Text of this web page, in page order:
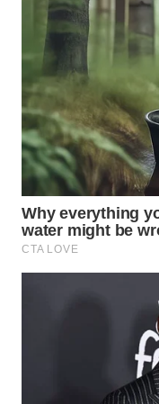
WAHANA
HEALTH
WAHANA
DESA
WISATA
LAPAK
WAHANA
Wahana
Network